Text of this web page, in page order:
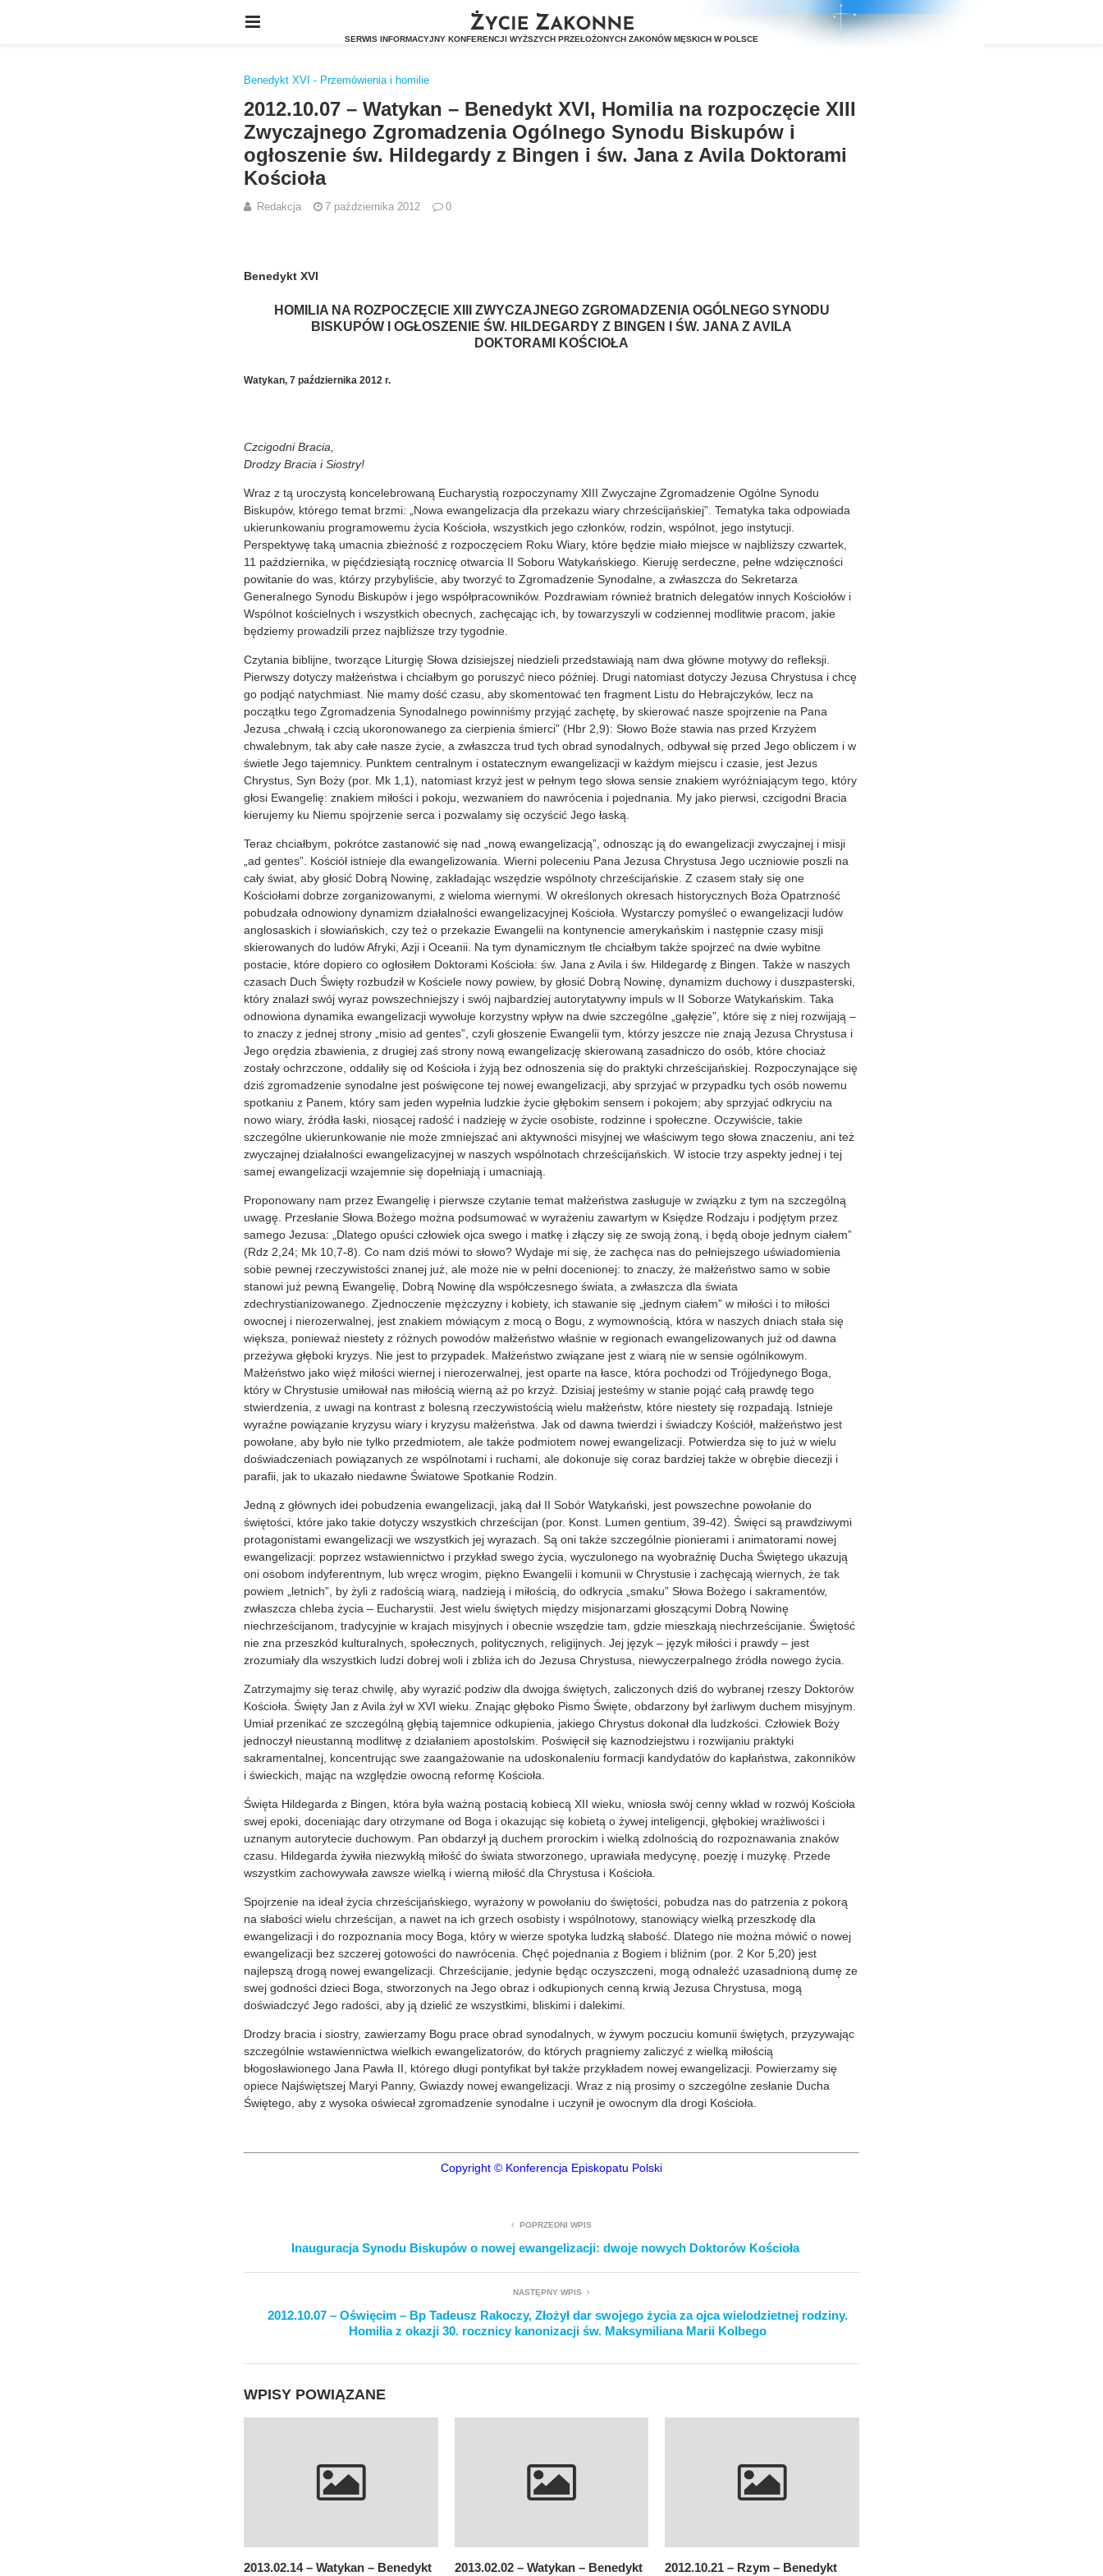
Benedykt XVI - Przemówienia i homilie
2012.10.07 – Watykan – Benedykt XVI, Homilia na rozpoczęcie XIII
Zwyczajnego Zgromadzenia Ogólnego Synodu Biskupów i
ogłoszenie św. Hildegardy z Bingen i św. Jana z Avila Doktorami
Kościoła
Redakcja 7 października 2012 0
Benedykt XVI
HOMILIA NA ROZPOCZĘCIE XIII ZWYCZAJNEGO ZGROMADZENIA OGÓLNEGO SYNODU
BISKUPÓW I OGŁOSZENIE ŚW. HILDEGARDY Z BINGEN I ŚW. JANA Z AVILA
DOKTORAMI KOŚCIOŁA
Watykan, 7 października 2012 r.
Czcigodni Bracia,
Drodzy Bracia i Siostry!
Wraz z tą uroczystą koncelebrowaną Eucharystią rozpoczynamy XIII Zwyczajne Zgromadzenie Ogólne Synodu
Biskupów, którego temat brzmi: „Nowa ewangelizacja dla przekazu wiary chrześcijańskiej”. Tematyka taka odpowiada
ukierunkowaniu programowemu życia Kościoła, wszystkich jego członków, rodzin, wspólnot, jego instytucji.
Perspektywę taką umacnia zbieżność z rozpoczęciem Roku Wiary, które będzie miało miejsce w najbliższy czwartek,
11 października, w pięćdziesiątą rocznicę otwarcia II Soboru Watykańskiego. Kieruję serdeczne, pełne wdzięczności
powitanie do was, którzy przybyliście, aby tworzyć to Zgromadzenie Synodalne, a zwłaszcza do Sekretarza
Generalnego Synodu Biskupów i jego współpracowników. Pozdrawiam również bratnich delegatów innych Kościołów i
Wspólnot kościelnych i wszystkich obecnych, zachęcając ich, by towarzyszyli w codziennej modlitwie pracom, jakie
będziemy prowadzili przez najbliższe trzy tygodnie.
Czytania biblijne, tworzące Liturgię Słowa dzisiejszej niedzieli przedstawiają nam dwa główne motywy do refleksji.
Pierwszy dotyczy małżeństwa i chciałbym go poruszyć nieco później. Drugi natomiast dotyczy Jezusa Chrystusa i chcę
go podjąć natychmiast. Nie mamy dość czasu, aby skomentować ten fragment Listu do Hebrajczyków, lecz na
początku tego Zgromadzenia Synodalnego powinniśmy przyjąć zachętę, by skierować nasze spojrzenie na Pana
Jezusa „chwałą i czcią ukoronowanego za cierpienia śmierci” (Hbr 2,9): Słowo Boże stawia nas przed Krzyżem
chwalebnym, tak aby całe nasze życie, a zwłaszcza trud tych obrad synodalnych, odbywał się przed Jego obliczem i w
świetle Jego tajemnicy. Punktem centralnym i ostatecznym ewangelizacji w każdym miejscu i czasie, jest Jezus
Chrystus, Syn Boży (por. Mk 1,1), natomiast krzyż jest w pełnym tego słowa sensie znakiem wyróżniającym tego, który
głosi Ewangelię: znakiem miłości i pokoju, wezwaniem do nawrócenia i pojednania. My jako pierwsi, czcigodni Bracia
kierujemy ku Niemu spojrzenie serca i pozwalamy się oczyścić Jego łaską.
Teraz chciałbym, pokrótce zastanowić się nad „nową ewangelizacją”, odnosząc ją do ewangelizacji zwyczajnej i misji
„ad gentes”. Kościół istnieje dla ewangelizowania. Wierni poleceniu Pana Jezusa Chrystusa Jego uczniowie poszli na
cały świat, aby głosić Dobrą Nowinę, zakładając wszędzie wspólnoty chrześcijańskie. Z czasem stały się one
Kościołami dobrze zorganizowanymi, z wieloma wiernymi. W określonych okresach historycznych Boża Opatrzność
pobudzała odnowiony dynamizm działalności ewangelizacyjnej Kościoła. Wystarczy pomyśleć o ewangelizacji ludów
anglosaskich i słowiańskich, czy też o przekazie Ewangelii na kontynencie amerykańskim i następnie czasy misji
skierowanych do ludów Afryki, Azji i Oceanii. Na tym dynamicznym tle chciałbym także spojrzeć na dwie wybitne
postacie, które dopiero co ogłosiłem Doktorami Kościoła: św. Jana z Avila i św. Hildegardę z Bingen. Także w naszych
czasach Duch Święty rozbudził w Kościele nowy powiew, by głosić Dobrą Nowinę, dynamizm duchowy i duszpasterski,
który znalazł swój wyraz powszechniejszy i swój najbardziej autorytatywny impuls w II Soborze Watykańskim. Taka
odnowiona dynamika ewangelizacji wywołuje korzystny wpływ na dwie szczególne „gałęzie”, które się z niej rozwijają –
to znaczy z jednej strony „misio ad gentes”, czyli głoszenie Ewangelii tym, którzy jeszcze nie znają Jezusa Chrystusa i
Jego orędzia zbawienia, z drugiej zaś strony nową ewangelizację skierowaną zasadniczo do osób, które chociaż
zostały ochrzczone, oddaliły się od Kościoła i żyją bez odnoszenia się do praktyki chrześcijańskiej. Rozpoczynające się
dziś zgromadzenie synodalne jest poświęcone tej nowej ewangelizacji, aby sprzyjać w przypadku tych osób nowemu
spotkaniu z Panem, który sam jeden wypełnia ludzkie życie głębokim sensem i pokojem; aby sprzyjać odkryciu na
nowo wiary, źródła łaski, niosącej radość i nadzieję w życie osobiste, rodzinne i społeczne. Oczywiście, takie
szczególne ukierunkowanie nie może zmniejszać ani aktywności misyjnej we właściwym tego słowa znaczeniu, ani też
zwyczajnej działalności ewangelizacyjnej w naszych wspólnotach chrześcijańskich. W istocie trzy aspekty jednej i tej
samej ewangelizacji wzajemnie się dopełniają i umacniają.
Proponowany nam przez Ewangelię i pierwsze czytanie temat małżeństwa zasługuje w związku z tym na szczególną
uwagę. Przesłanie Słowa Bożego można podsumować w wyrażeniu zawartym w Księdze Rodzaju i podjętym przez
samego Jezusa: „Dlatego opuści człowiek ojca swego i matkę i złączy się ze swoją żoną, i będą oboje jednym ciałem”
(Rdz 2,24; Mk 10,7-8). Co nam dziś mówi to słowo? Wydaje mi się, że zachęca nas do pełniejszego uświadomienia
sobie pewnej rzeczywistości znanej już, ale może nie w pełni docenionej: to znaczy, że małżeństwo samo w sobie
stanowi już pewną Ewangelię, Dobrą Nowinę dla współczesnego świata, a zwłaszcza dla świata
zdechrystianizowanego. Zjednoczenie mężczyzny i kobiety, ich stawanie się „jednym ciałem” w miłości i to miłości
owocnej i nierozerwalnej, jest znakiem mówiącym z mocą o Bogu, z wymownością, która w naszych dniach stała się
większa, ponieważ niestety z różnych powodów małżeństwo właśnie w regionach ewangelizowanych już od dawna
przeżywa głęboki kryzys. Nie jest to przypadek. Małżeństwo związane jest z wiarą nie w sensie ogólnikowym.
Małżeństwo jako więź miłości wiernej i nierozerwalnej, jest oparte na łasce, która pochodzi od Trójjedynego Boga,
który w Chrystusie umiłował nas miłością wierną aż po krzyż. Dzisiaj jesteśmy w stanie pojąć całą prawdę tego
stwierdzenia, z uwagi na kontrast z bolesną rzeczywistością wielu małżeństw, które niestety się rozpadają. Istnieje
wyraźne powiązanie kryzysu wiary i kryzysu małżeństwa. Jak od dawna twierdzi i świadczy Kościół, małżeństwo jest
powołane, aby było nie tylko przedmiotem, ale także podmiotem nowej ewangelizacji. Potwierdza się to już w wielu
doświadczeniach powiązanych ze wspólnotami i ruchami, ale dokonuje się coraz bardziej także w obrębie diecezji i
parafii, jak to ukazało niedawne Światowe Spotkanie Rodzin.
Jedną z głównych idei pobudzenia ewangelizacji, jaką dał II Sobór Watykański, jest powszechne powołanie do
świętości, które jako takie dotyczy wszystkich chrześcijan (por. Konst. Lumen gentium, 39-42). Święci są prawdziwymi
protagonistami ewangelizacji we wszystkich jej wyrazach. Są oni także szczególnie pionierami i animatorami nowej
ewangelizacji: poprzez wstawiennictwo i przykład swego życia, wyczulonego na wyobraźnię Ducha Świętego ukazują
oni osobom indyferentnym, lub wręcz wrogim, piękno Ewangelii i komunii w Chrystusie i zachęcają wiernych, że tak
powiem „letnich”, by żyli z radością wiarą, nadzieją i miłością, do odkrycia „smaku” Słowa Bożego i sakramentów,
zwłaszcza chleba życia – Eucharystii. Jest wielu świętych między misjonarzami głoszącymi Dobrą Nowinę
niechrześcijanom, tradycyjnie w krajach misyjnych i obecnie wszędzie tam, gdzie mieszkają niechrześcijanie. Świętość
nie zna przeszkód kulturalnych, społecznych, politycznych, religijnych. Jej język – język miłości i prawdy – jest
zrozumiały dla wszystkich ludzi dobrej woli i zbliża ich do Jezusa Chrystusa, niewyczerpalnego źródła nowego życia.
Zatrzymajmy się teraz chwilę, aby wyrazić podziw dla dwojga świętych, zaliczonych dziś do wybranej rzeszy Doktorów
Kościoła. Święty Jan z Avila żył w XVI wieku. Znając głęboko Pismo Święte, obdarzony był żarliwym duchem misyjnym.
Umiał przenikać ze szczególną głębią tajemnice odkupienia, jakiego Chrystus dokonał dla ludzkości. Człowiek Boży
jednoczył nieustanną modlitwę z działaniem apostolskim. Poświęcił się kaznodziejstwu i rozwijaniu praktyki
sakramentalnej, koncentrując swe zaangażowanie na udoskonaleniu formacji kandydatów do kapłaństwa, zakonników
i świeckich, mając na względzie owocną reformę Kościoła.
Święta Hildegarda z Bingen, która była ważną postacią kobiecą XII wieku, wniosła swój cenny wkład w rozwój Kościoła
swej epoki, doceniając dary otrzymane od Boga i okazując się kobietą o żywej inteligencji, głębokiej wrażliwości i
uznanym autorytecie duchowym. Pan obdarzył ją duchem prorockim i wielką zdolnością do rozpoznawania znaków
czasu. Hildegarda żywiła niezwykłą miłość do świata stworzonego, uprawiała medycynę, poezję i muzykę. Przede
wszystkim zachowywała zawsze wielką i wierną miłość dla Chrystusa i Kościoła.
Spojrzenie na ideał życia chrześcijańskiego, wyrażony w powołaniu do świętości, pobudza nas do patrzenia z pokorą
na słabości wielu chrześcijan, a nawet na ich grzech osobisty i wspólnotowy, stanowiący wielką przeszkodę dla
ewangelizacji i do rozpoznania mocy Boga, który w wierze spotyka ludzką słabość. Dlatego nie można mówić o nowej
ewangelizacji bez szczerej gotowości do nawrócenia. Chęć pojednania z Bogiem i bliźnim (por. 2 Kor 5,20) jest
najlepszą drogą nowej ewangelizacji. Chrześcijanie, jedynie będąc oczyszczeni, mogą odnaleźć uzasadnioną dumę ze
swej godności dzieci Boga, stworzonych na Jego obraz i odkupionych cenną krwią Jezusa Chrystusa, mogą
doświadczyć Jego radości, aby ją dzielić ze wszystkimi, bliskimi i dalekimi.
Drodzy bracia i siostry, zawierzamy Bogu prace obrad synodalnych, w żywym poczuciu komunii świętych, przyzywając
szczególnie wstawiennictwa wielkich ewangelizatorów, do których pragniemy zaliczyć z wielką miłością
błogosławionego Jana Pawła II, którego długi pontyfikat był także przykładem nowej ewangelizacji. Powierzamy się
opiece Najświętszej Maryi Panny, Gwiazdy nowej ewangelizacji. Wraz z nią prosimy o szczególne zesłanie Ducha
Świętego, aby z wysoka oświecał zgromadzenie synodalne i uczynił je owocnym dla drogi Kościoła.
Copyright © Konferencja Episkopatu Polski
POPRZEDNI WPIS
Inauguracja Synodu Biskupów o nowej ewangelizacji: dwoje nowych Doktorów Kościoła
NASTĘPNY WPIS
2012.10.07 – Oświęcim – Bp Tadeusz Rakoczy, Złożył dar swojego życia za ojca wielodzietnej rodziny.
Homilia z okazji 30. rocznicy kanonizacji św. Maksymiliana Marii Kolbego
WPISY POWIĄZANE
2013.02.14 – Watykan – Benedykt
2013.02.02 – Watykan – Benedykt
2012.10.21 – Rzym – Benedykt